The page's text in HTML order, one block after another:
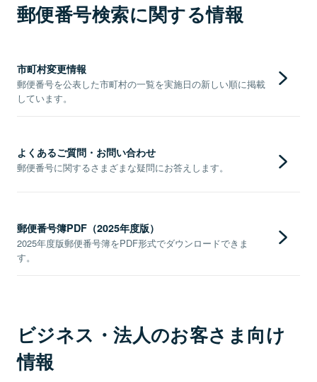
郵便番号検索に関する情報
市町村変更情報
郵便番号を公表した市町村の一覧を実施日の新しい順に掲載
しています。
よくあるご質問・お問い合わせ
郵便番号に関するさまざまな疑問にお答えします。
郵便番号簿PDF（2025年度版）
2025年度版郵便番号簿をPDF形式でダウンロードできま
す。
ビジネス・法人のお客さま向け
情報